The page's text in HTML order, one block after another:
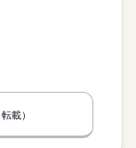
ランクがあった
「相談してみた
。 まずはお気軽
項をすべて見る
す。弊社は一人
を探し、マッチ
だからこそ、き
案件例となりま
のご要望に沿う
センブラいずれか
経験ある方大歓
等、言語不問 汎
不問】 学歴・国
ランクがあった
「相談してみた
。 まずはお気軽
載）